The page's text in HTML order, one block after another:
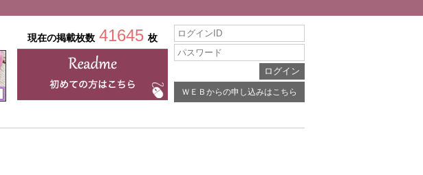
現在の掲載枚数 41645 枚
ＷＥＢからの申し込みはこちら